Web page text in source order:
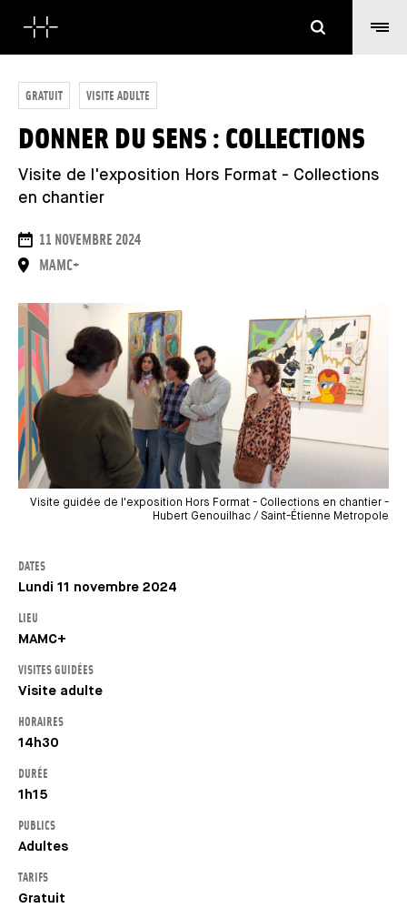
GRATUIT VISITE ADULTE
DONNER DU SENS : COLLECTIONS
Visite de l'exposition Hors Format - Collections
en chantier
DAUER
11 NOVEMBRE 2024
ORT
MAMC+
Visite guidée de l'exposition Hors Format - Collections en chantier -
Hubert Genouilhac / Saint-Étienne Metropole
DATES
Lundi 11 novembre 2024
LIEU
MAMC+
VISITES GUIDÉES
Visite adulte
HORAIRES
14h30
DURÉE
1h15
PUBLICS
Adultes
TARIFS
Gratuit